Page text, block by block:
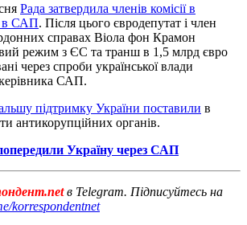
Рада затвердила членів комісії в
в САП. Після цього євродепутат і член
справах Віола фон Крамон
режим з ЄС та транш в 1,5 млрд євро
через спроби української влади
САП.
підтримку України поставили в
антикорупційних органів.
Україну через САП
в Telegram. Підписуйтесь на
korrespondentnet